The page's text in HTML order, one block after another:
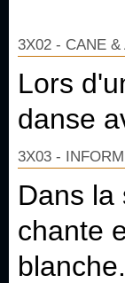
3X02 - CANE &
Lors
danse
3X03 -
Dans la
chante
blanche.